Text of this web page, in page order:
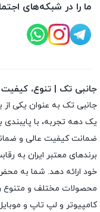
ما را در شبکه‌های
جانبی تک | تنوع،
جانبی تک به عنوان یکی از
یک دهه تجربه، با
ضمانت کیفیت عالی و
برندهای معتبر ایران به
خود ارائه دهد. شما به
محصولات مختلف و متنوع
کامپیوتر و لپ تاپ و